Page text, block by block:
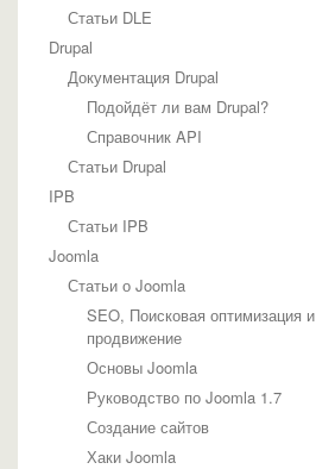
Статьи DLE
Drupal
Документация Drupal
Подойдёт ли вам Drupal?
Справочник API
Статьи Drupal
IPB
Статьи IPB
Joomla
Статьи о Joomla
SEO, Поисковая оптимизация и
продвижение
Основы Joomla
Руководство по Joomla 1.7
Создание сайтов
Хаки Joomla